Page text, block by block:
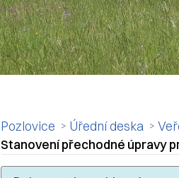
Pozlovice Úřední deska
Stanovení přechodné úpravy